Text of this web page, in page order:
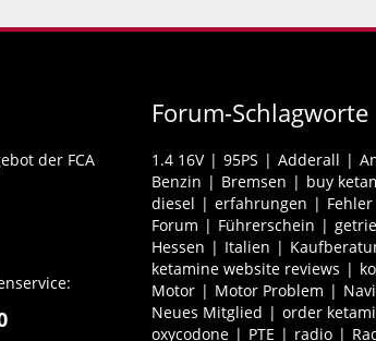
der FCA
Forum-Schlagworte
1.4 16V 95PS Adderall
Benzin
Bremsen
buy
diesel
erfahrungen Fehler
Forum
Führerschein
Hessen
Italien
ketamine website reviews
Motor
Motor Problem Navi
Neues Mitglied
order
oxycodone
PTE radio